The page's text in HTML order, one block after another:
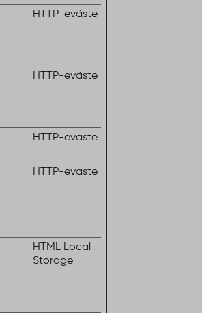
HTTP-eväste
HTTP-eväste
HTTP-eväste
HTTP-eväste
HTML Local
Storage